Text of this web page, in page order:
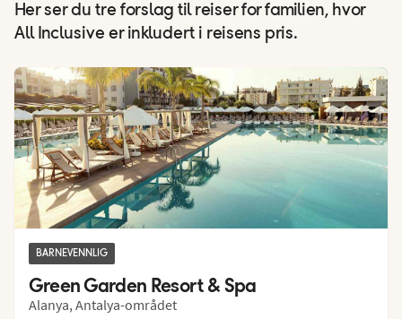
Her ser du tre forslag til reiser for familien, hvor
All Inclusive er inkludert i reisens pris.
Hotels
BARNEVENNLIG
Green Garden Resort & Spa
Alanya, Antalya-området